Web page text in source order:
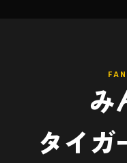
み
タイガ